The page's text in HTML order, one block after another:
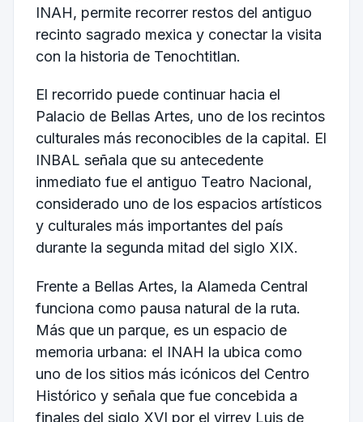
INAH, permite recorrer restos del antiguo
recinto sagrado mexica y conectar la visita
con la historia de Tenochtitlan.
El recorrido puede continuar hacia el
Palacio de Bellas Artes, uno de los recintos
culturales más reconocibles de la capital. El
INBAL señala que su antecedente
inmediato fue el antiguo Teatro Nacional,
considerado uno de los espacios artísticos
y culturales más importantes del país
durante la segunda mitad del siglo XIX.
Frente a Bellas Artes, la Alameda Central
funciona como pausa natural de la ruta.
Más que un parque, es un espacio de
memoria urbana: el INAH la ubica como
uno de los sitios más icónicos del Centro
Histórico y señala que fue concebida a
finales del siglo XVI por el virrey Luis de